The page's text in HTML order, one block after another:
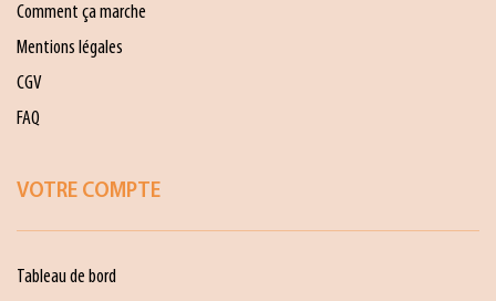
Comment ça marche
Mentions légales
CGV
FAQ
VOTRE COMPTE
Tableau de bord